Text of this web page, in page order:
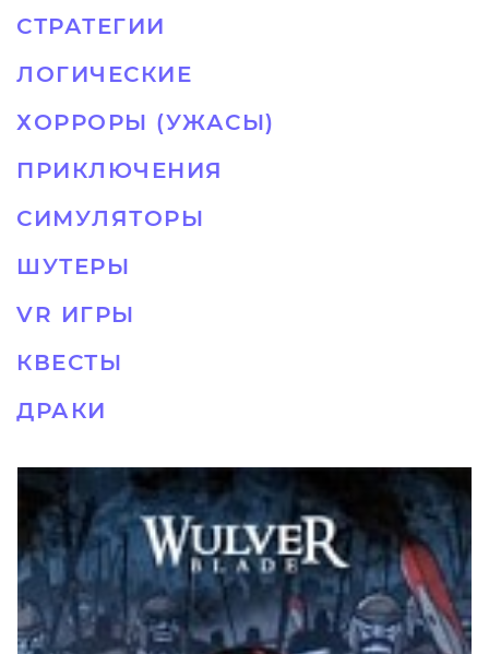
СТРАТЕГИИ
ЛОГИЧЕСКИЕ
ХОРРОРЫ (УЖАСЫ)
ПРИКЛЮЧЕНИЯ
СИМУЛЯТОРЫ
ШУТЕРЫ
VR ИГРЫ
КВЕСТЫ
ДРАКИ